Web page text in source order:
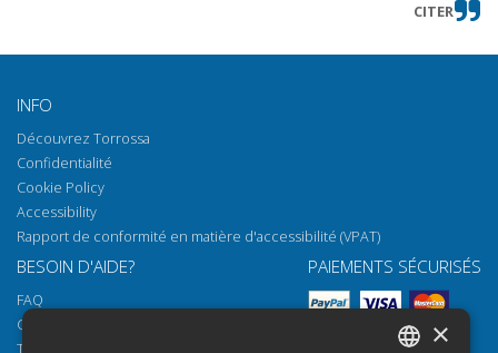
CITER
INFO
Découvrez Torrossa
Confidentialité
Cookie Policy
Accessibility
Rapport de conformité en matière d'accessibilité (VPAT)
BESOIN D'AIDE?
FAQ
Comment ouvrir nos documents
PAIEMENTS SÉCURISÉS
×